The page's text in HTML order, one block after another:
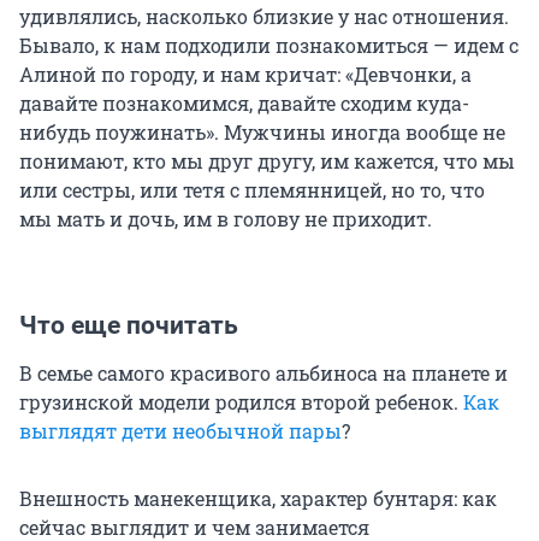
удивлялись, насколько близкие у нас отношения.
Бывало, к нам подходили познакомиться — идем с
Алиной по городу, и нам кричат: «Девчонки, а
давайте познакомимся, давайте сходим куда-
нибудь поужинать». Мужчины иногда вообще не
понимают, кто мы друг другу, им кажется, что мы
или сестры, или тетя с племянницей, но то, что
мы мать и дочь, им в голову не приходит.
Что еще почитать
В семье самого красивого альбиноса на планете и
грузинской модели родился второй ребенок. Как
выглядят дети необычной пары?
Внешность манекенщика, характер бунтаря: как
сейчас выглядит и чем занимается